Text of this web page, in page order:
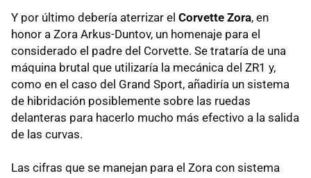
Y por último debería aterrizar el Corvette Zora, en
honor a Zora Arkus-Duntov, un homenaje para el
considerado el padre del Corvette. Se trataría de una
máquina brutal que utilizaría la mecánica del ZR1 y,
como en el caso del Grand Sport, añadiría un sistema
de hibridación posiblemente sobre las ruedas
delanteras para hacerlo mucho más efectivo a la salida
de las curvas.
Las cifras que se manejan para el Zora con sistema